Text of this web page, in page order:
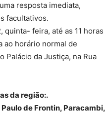
resposta imediata,
facultativos.
quinta- feira, até as 11 horas
ao horário normal de
Palácio da Justiça, na Rua
da região:.
de Frontin, Paracambi,